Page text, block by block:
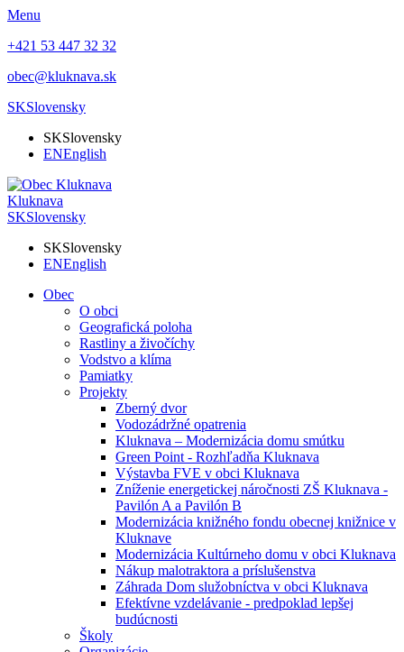
Menu
+421 53 447 32 32
obec@kluknava.sk
SKSlovensky
SKSlovensky
ENEnglish
Kluknava
SKSlovensky
SKSlovensky
ENEnglish
Obec
O obci
Geografická poloha
Rastliny a živočíchy
Vodstvo a klíma
Pamiatky
Projekty
Zberný dvor
Vodozádržné opatrenia
Kluknava – Modernizácia domu smútku
Green Point - Rozhľadňa Kluknava
Výstavba FVE v obci Kluknava
Zníženie energetickej náročnosti ZŠ Kluknava -
Pavilón A a Pavilón B
Modernizácia knižného fondu obecnej knižnice v
Kluknave
Modernizácia Kultúrneho domu v obci Kluknava
Nákup malotraktora a príslušenstva
Záhrada Dom služobníctva v obci Kluknava
Efektívne vzdelávanie - predpoklad lepšej
budúcnosti
Školy